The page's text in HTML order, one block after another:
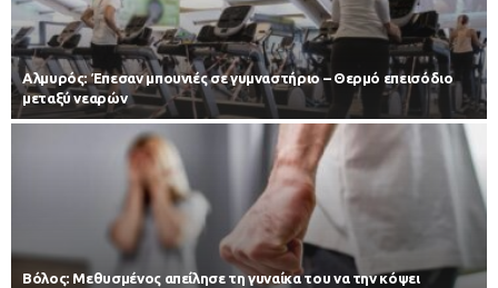
Αλμυρός: Έπεσαν μπουνιές σε γυμναστήριο – Θερμό επεισόδιο
μεταξύ νεαρών
Βόλος: Μεθυσμένος απείλησε τη γυναίκα του να την κόψει